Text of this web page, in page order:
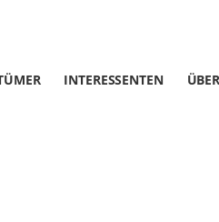
INTERESSENTEN